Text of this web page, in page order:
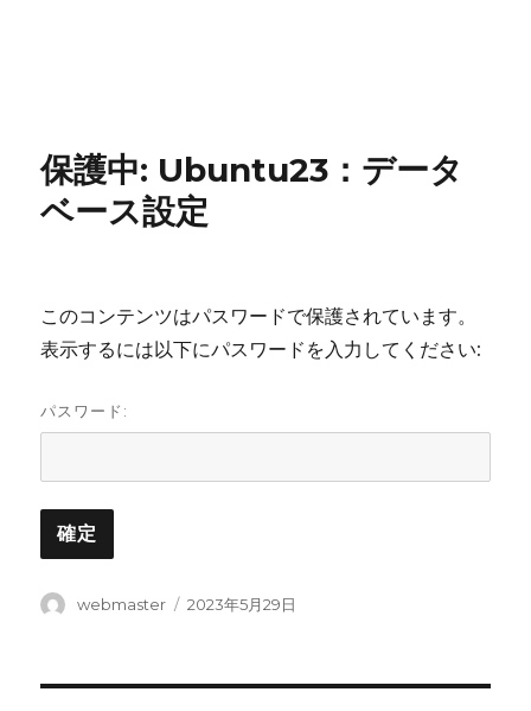
保護中: Ubuntu23：データ
ベース設定
このコンテンツはパスワードで保護されています。
表示するには以下にパスワードを入力してください:
パスワード:
投
webmaster
投
2023年5月29日